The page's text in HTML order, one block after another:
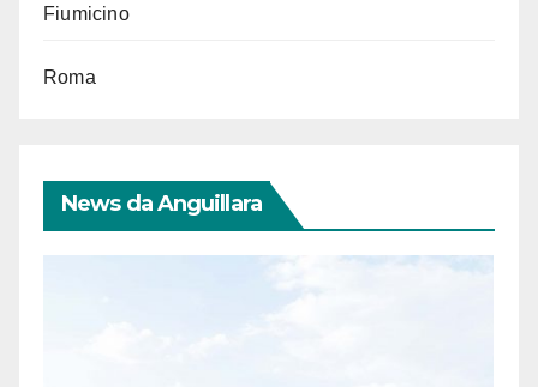
Fiumicino
Roma
News da Anguillara